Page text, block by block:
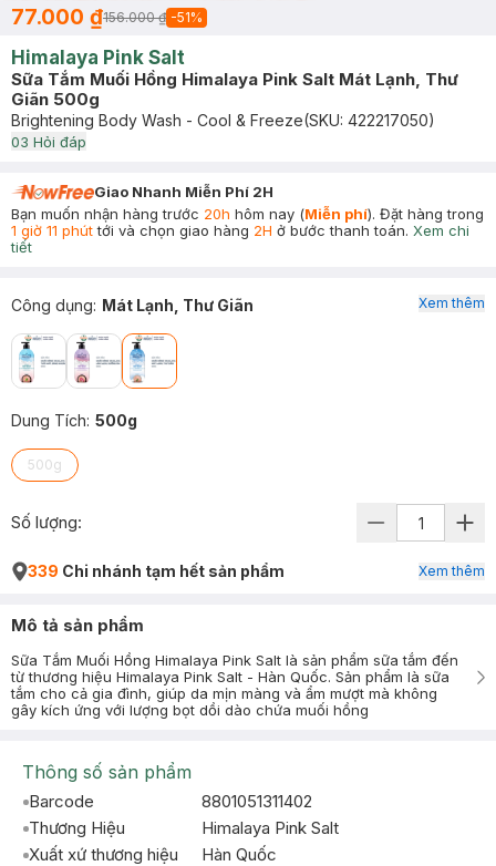
77.000 ₫156.000 ₫ -51%
Himalaya Pink Salt
Sữa Tắm Muối Hồng Himalaya Pink Salt Mát Lạnh, Thư
Giãn 500g
Brightening Body Wash - Cool & Freeze(SKU: 422217050)
03 Hỏi đáp
Giao Nhanh Miễn Phí 2H
Bạn muốn nhận hàng trước 20h hôm nay (Miễn phí). Đặt hàng trong
1 giờ 11 phúttới và chọn giao hàng 2H ở bước thanh toán. Xem chi
tiết
Công dụng: Mát Lạnh, Thư Giãn
Dung Tích: 500g
500g
Xem thêm
Số lượng:
339 Chi nhánh tạm hết sản phẩm Xem thêm
Mô tả sản phẩm
Sữa Tắm Muối Hồng Himalaya Pink Salt là sản phẩm sữa tắm đến
từ thương hiệu Himalaya Pink Salt - Hàn Quốc. Sản phẩm là sữa
tắm cho cả gia đình, giúp da mịn màng và ẩm mượt mà không
gây kích ứng với lượng bọt dồi dào chứa muối hồng
Thông số sản phẩm
Barcode
8801051311402
Thương Hiệu
Himalaya Pink Salt
Xuất xứ thương hiệu
Hàn Quốc